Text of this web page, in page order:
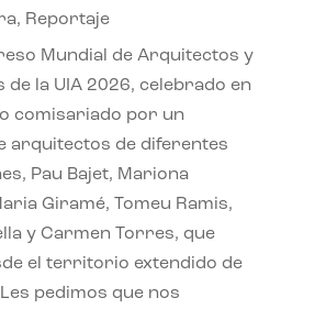
, Reportaje
Mundial de Arquitectos y
la UIA 2026, celebrado en
comisariado por un
arquitectos de diferentes
Pau Bajet, Mariona
Giramé, Tomeu Ramis,
y Carmen Torres, que
el territorio extendido de
pedimos que nos